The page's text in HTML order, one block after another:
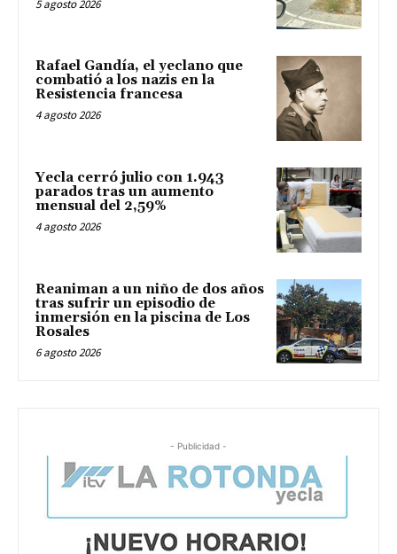
5 agosto 2026
Rafael Gandía, el yeclano que
combatió a los nazis en la
Resistencia francesa
4 agosto 2026
Yecla cerró julio con 1.943
parados tras un aumento
mensual del 2,59%
4 agosto 2026
Reaniman a un niño de dos años
tras sufrir un episodio de
inmersión en la piscina de Los
Rosales
6 agosto 2026
- Publicidad -